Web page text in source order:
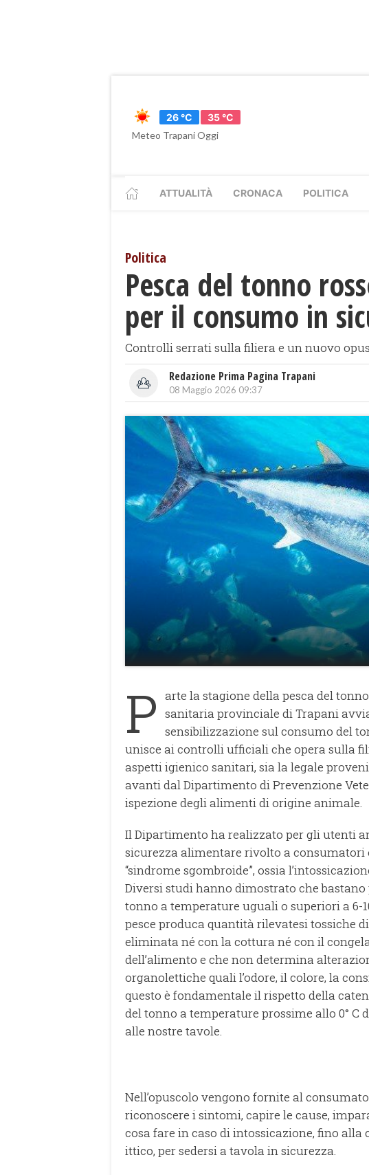
26 °C
35 °C
Meteo Trapani Oggi
ATTUALITÀ CRONACA POLITICA
Politica
Pesca del tonno
per il consumo in
Controlli serrati sulla filiera e un nuovo
Redazione Prima Pagina Trapani
08 Maggio 2026 09:37
P arte la stagione della pesca del
sanitaria provinciale di Trapani
sensibilizzazione sul consumo del
unisce ai controlli ufficiali che opera sulla
aspetti igienico sanitari, sia la legale
avanti dal Dipartimento di Prevenzione
ispezione degli alimenti di origine animale.
Il Dipartimento ha realizzato per gli utenti
sicurezza alimentare rivolto a consumatori
“sindrome sgombroide”, ossia
Diversi studi hanno dimostrato che
tonno a temperature uguali o superiori a 6-
pesce produca quantità rilevatesi tossiche
eliminata né con la cottura né con il
dell’alimento e che non determina
organolettiche quali l’odore, il colore, la
questo è fondamentale il rispetto della
del tonno a temperature prossime allo 0° C
alle nostre tavole.
Nell’opuscolo vengono fornite al
riconoscere i sintomi, capire le cause,
cosa fare in caso di intossicazione, fino
ittico, per sedersi a tavola in sicurezza.